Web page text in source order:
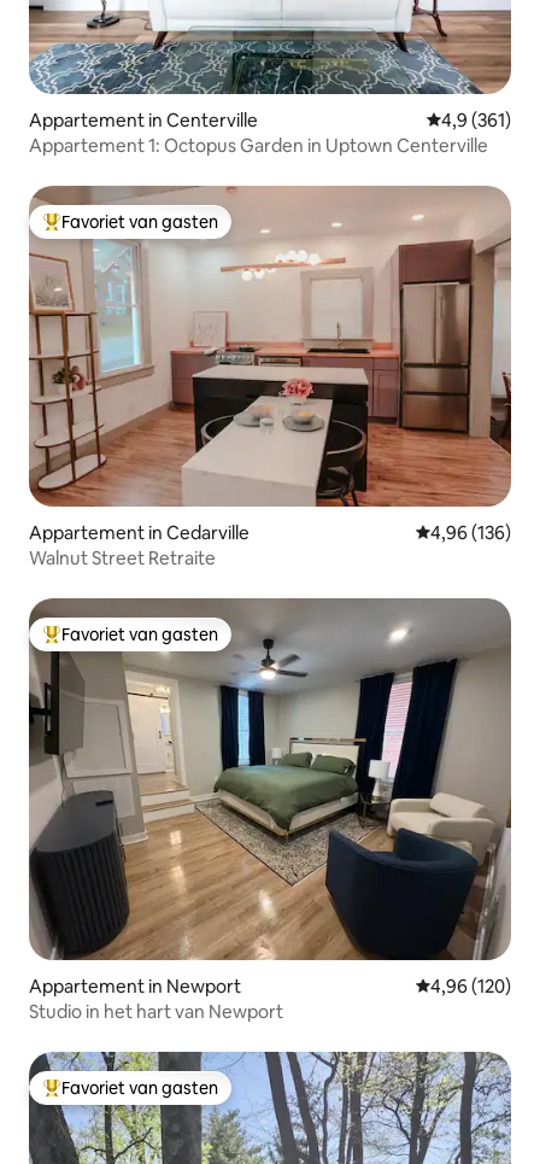
Appartement in Centerville Gemiddelde
4,9 (361)
Appartement 1: Octopus Garden in Uptown Centerville
Topfavoriet van gasten
Favoriet van gasten
Appartement in Cedarville Gemiddelde
4,96 (136)
Walnut Street Retraite
Topfavoriet van gasten
Favoriet van gasten
Appartement in Newport Gemiddelde
4,96 (120)
Studio in het hart van Newport
Topfavoriet van gasten
Favoriet van gasten